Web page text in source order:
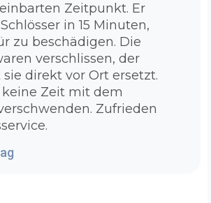
hier haben Sie Ihren
Duisburg
hochwertige und moderne
es Ihnen erlaubt problemlos
Es ist unsere Voraussetzung
zu schulen,
mit den besten Ausrüstung
zugezogenen Standardtüren
nicht so sehr in die Trickkiste
Tür in wenigen Sekunden
Zeitpunkt. Er
in 15 Minuten,
zu beschädigen. Die
verschlissen, der
direkt vor Ort ersetzt.
Zeit mit dem
Zufrieden